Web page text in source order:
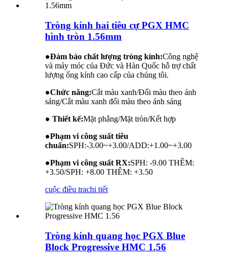
Tròng kính hai tiêu cự PGX HMC
hình tròn 1.56mm
●Đảm bảo chất lượng tròng kính:Công nghệ
và máy móc của Đức và Hàn Quốc hỗ trợ chất
lượng ống kính cao cấp của chúng tôi.
●Chức năng:Cắt màu xanh/Đổi màu theo ánh
sáng/Cắt màu xanh đổi màu theo ánh sáng
● Thiết kế:Mặt phẳng/Mặt tròn/Kết hợp
●Phạm vi công suất tiêu
chuẩn:SPH:-3.00~+3.00/ADD:+1.00~+3.00
●Phạm vi công suất RX:SPH: -9.00 THÊM:
+3.50/SPH: +8.00 THÊM: +3.50
cuộc điều trachi tiết
Tròng kính quang học PGX Blue
Block Progressive HMC 1.56